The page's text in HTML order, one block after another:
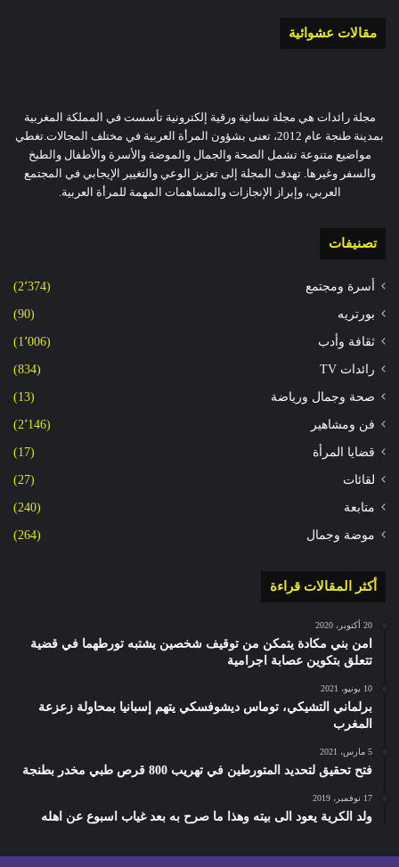
مقالات عشوائية
مجلة رائدات هي مجلة نسائية ورقية إلكترونية تأسست في المملكة المغربية
بمدينة طنجة عام 2012، تعنى بشؤون المرأة العربية في مختلف المجالات.تغطي
مواضيع متنوعة تشمل الصحة والجمال والموضة والأسرة والأطفال والطبخ
والسفر وغيرها. تهدف المجلة إلى تعزيز الوعي والتغيير الإيجابي في المجتمع
العربي، وإبراز الإنجازات والمساهمات المهمة للمرأة العربية.
تصنيفات
أسرة ومجتمع (2٬374)
بورتريه (90)
ثقافة وأدب (1٬006)
رائدات TV (834)
صحة وجمال ورياضة (13)
فن ومشاهير (2٬146)
قضايا المرأة (17)
لقائات (27)
متابعة (240)
موضة وجمال (264)
أكثر المقالات قراءة
20 أكتوبر، 2020
امن بني مكادة يتمكن من توقيف شخصين يشتبه تورطهما في قضية
تتعلق بتكوين عصابة اجرامية
10 يونيو، 2021
برلماني التشيكي، توماس ديشوفسكي يتهم إسبانيا بمحاولة زعزعة
المغرب
5 مارس، 2021
فتح تحقيق لتحديد المتورطين في تهريب 800 قرص طبي مخدر بطنجة
17 نوفمبر، 2019
ولد الكرية يعود الى بيته وهذا ما صرح به بعد غياب اسبوع عن اهله